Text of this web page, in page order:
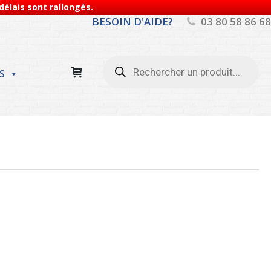
sont rallongés.
BESOIN D'AIDE? 03 80 58 86 68
produits